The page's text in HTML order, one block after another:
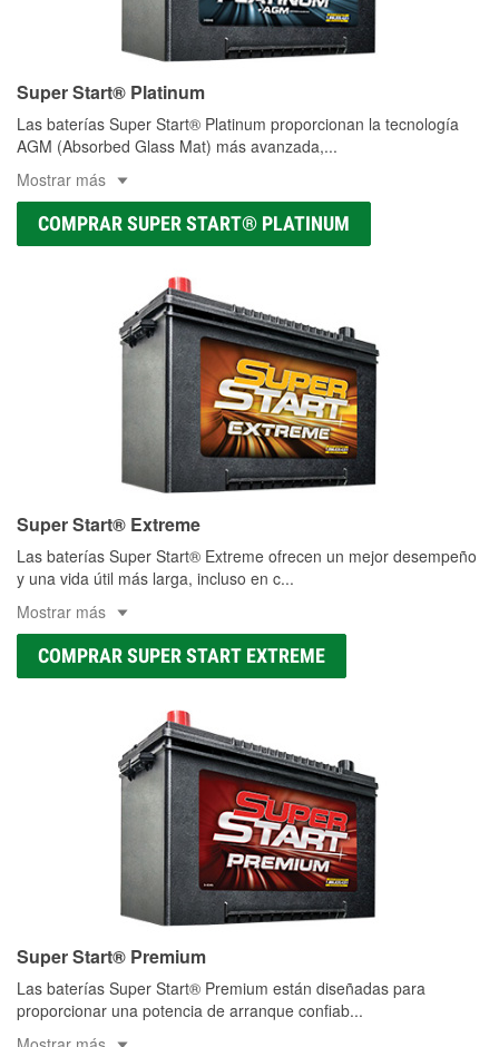
Super Start® Platinum
Las baterías Super Start® Platinum proporcionan la tecnología
AGM (Absorbed Glass Mat) más avanzada,...
Mostrar más
COMPRAR SUPER START® PLATINUM
Super Start® Extreme
Las baterías Super Start® Extreme ofrecen un mejor desempeño
y una vida útil más larga, incluso en c...
Mostrar más
COMPRAR SUPER START EXTREME
Super Start® Premium
Las baterías Super Start® Premium están diseñadas para
proporcionar una potencia de arranque confiab...